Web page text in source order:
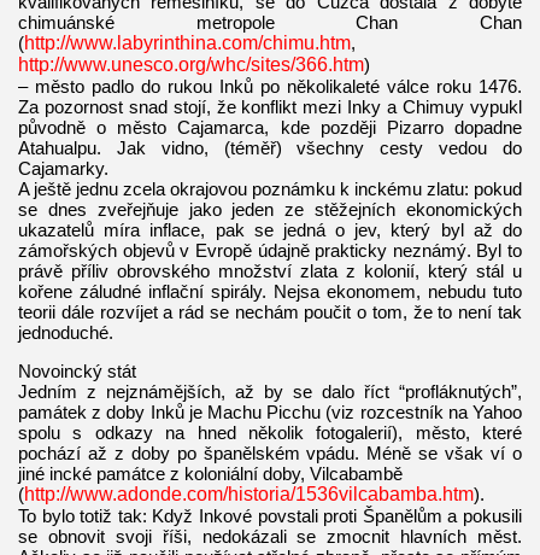
chimuánské metropole Chan Chan
(http://www.labyrinthina.com/chimu.htm,
http://www.unesco.org/whc/sites/366.htm)
– město padlo do rukou Inků po několikaleté válce roku 1476.
Za pozornost snad stojí, že konflikt mezi Inky a Chimuy vypukl
původně o město Cajamarca, kde později Pizarro dopadne
Atahualpu. Jak vidno, (téměř) všechny cesty vedou do
Cajamarky.
A ještě jednu zcela okrajovou poznámku k inckému zlatu: pokud
se dnes zveřejňuje jako jeden ze stěžejních ekonomických
ukazatelů míra inflace, pak se jedná o jev, který byl až do
zámořských objevů v Evropě údajně prakticky neznámý. Byl to
právě příliv obrovského množství zlata z kolonií, který stál u
kořene záludné inflační spirály. Nejsa ekonomem, nebudu tuto
teorii dále rozvíjet a rád se nechám poučit o tom, že to není tak
jednoduché.
Novoincký stát
Jedním z nejznámějších, až by se dalo říct “profláknutých”,
památek z doby Inků je Machu Picchu (viz rozcestník na Yahoo
spolu s odkazy na hned několik fotogalerií), město, které
pochází až z doby po španělském vpádu. Méně se však ví o
jiné incké památce z koloniální doby, Vilcabambě
(http://www.adonde.com/historia/1536vilcabamba.htm).
To bylo totiž tak: Když Inkové povstali proti Španělům a pokusili
se obnovit svoji říši, nedokázali se zmocnit hlavních měst.